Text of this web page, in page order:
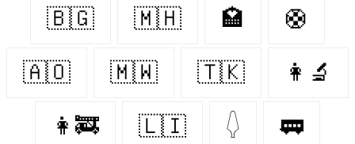
🇧🇬 🇲🇭 🏩 🛟
🇦🇴 🇲🇼 🇹🇰 👩‍🔬
👩‍🚒 🇱🇮 𓆭 🚃